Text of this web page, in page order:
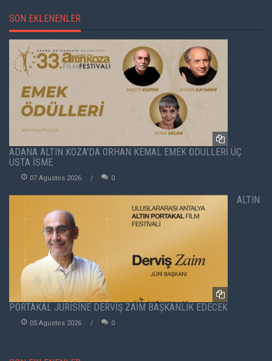
SON EKLENENLER
ADANA ALTIN KOZA'DA ORHAN KEMAL EMEK ÖDÜLLERİ ÜÇ
USTA İSME
07 Agustos 2026 0
ALTIN
PORTAKAL JÜRİSİNE DERVİŞ ZAİM BAŞKANLIK EDECEK
05 Agustos 2026 0